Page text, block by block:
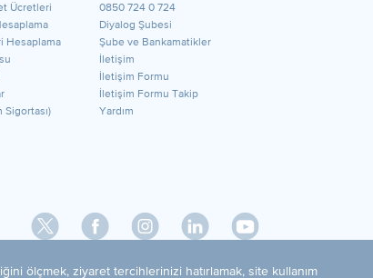
Ücretleri
Hesaplama
Sigortası)
0850 724 0 724
Diyalog Şubesi
Şube ve Bankamatikler
İletişim
İletişim Formu
İletişim Formu Takip
Yardım